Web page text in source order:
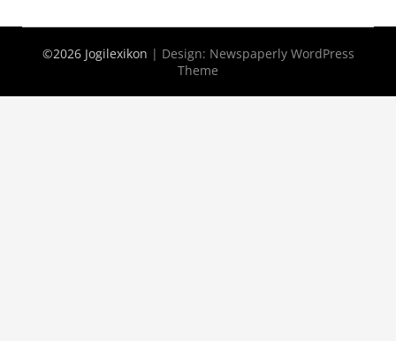
©2026 Jogilexikon | Design: Newspaperly WordPress
Theme